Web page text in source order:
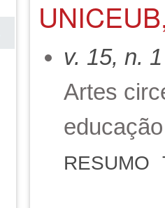
v. 15, n.
Artes
RESUMO